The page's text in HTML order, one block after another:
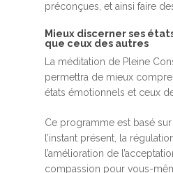
préconçues, et ainsi faire
Mieux discerner ses
que ceux des autres
La méditation de Pleine
permettra de mieux
états émotionnels et ceux
Ce programme est basé sur
l’instant présent, la
l’amélioration de
compassion pour vous-